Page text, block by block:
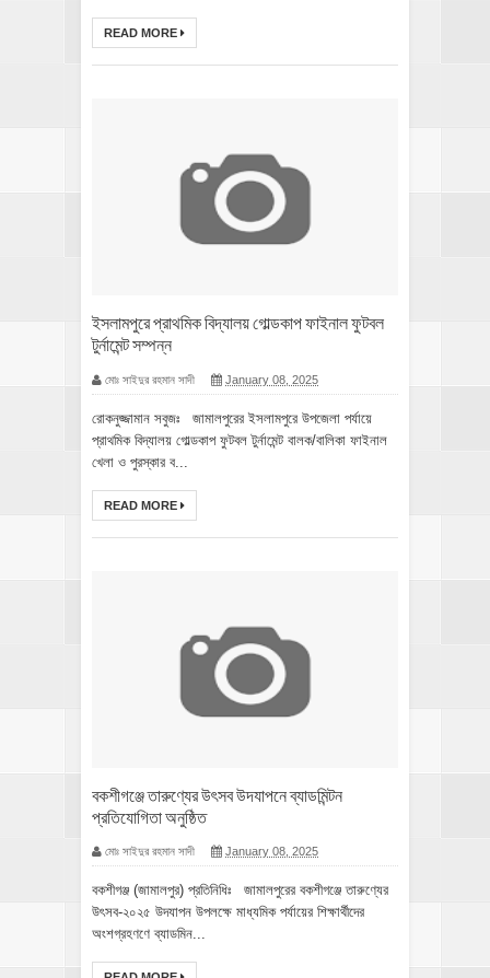
READ MORE
ইসলামপুরে প্রাথমিক বিদ্যালয় গোল্ডকাপ ফাইনাল ফুটবল
টুর্নামেন্ট সম্পন্ন
মোঃ সাইদুর রহমান সাদী January 08, 2025
রোকনুজ্জামান সবুজঃ জামালপুরের ইসলামপুরে উপজেলা পর্যায়ে
প্রাথমিক বিদ্যালয় গোল্ডকাপ ফুটবল টুর্নামেন্ট বালক/বালিকা ফাইনাল
খেলা ও পুরস্কার ব...
READ MORE
বকশীগঞ্জে তারুণ্যের উৎসব উদযাপনে ব্যাডমিন্টন
প্রতিযোগিতা অনুষ্ঠিত
মোঃ সাইদুর রহমান সাদী January 08, 2025
বকশীগঞ্জ (জামালপুর) প্রতিনিধিঃ জামালপুরের বকশীগঞ্জে তারুণ্যের
উৎসব-২০২৫ উদযাপন উপলক্ষে মাধ্যমিক পর্যায়ের শিক্ষার্থীদের
অংশগ্রহণণে ব্যাডমিন...